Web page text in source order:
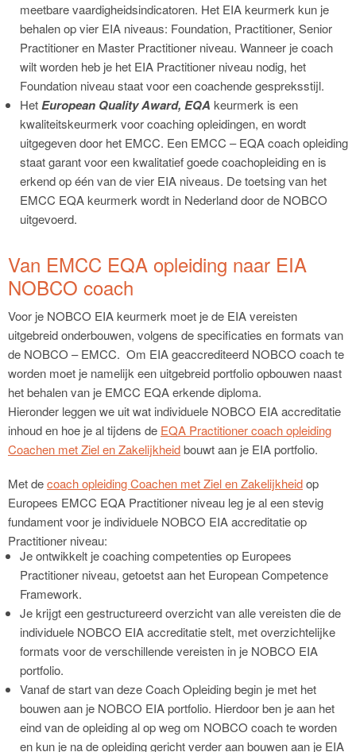
meetbare vaardigheidsindicatoren. Het EIA keurmerk kun je
behalen op vier EIA niveaus: Foundation, Practitioner, Senior
Practitioner en Master Practitioner niveau. Wanneer je coach
wilt worden heb je het EIA Practitioner niveau nodig, het
Foundation niveau staat voor een coachende gespreksstijl.
HetEuropean Quality Award, EQA keurmerk is een
kwaliteitskeurmerk voor coaching opleidingen, en wordt
uitgegeven door het EMCC. Een EMCC – EQA coach opleiding
staat garant voor een kwalitatief goede coachopleiding en is
erkend op één van de vier EIA niveaus. De toetsing van het
EMCC EQA keurmerk wordt in Nederland door de NOBCO
uitgevoerd.
Van EMCC EQA opleiding naar EIA
NOBCO coach
Voor je NOBCO EIA keurmerk moet je de EIA vereisten
uitgebreid onderbouwen, volgens de specificaties en formats van
de NOBCO – EMCC. Om EIA geaccrediteerd NOBCO coach te
worden moet je namelijk een uitgebreid portfolio opbouwen naast
het behalen van je EMCC EQA erkende diploma.
Hieronder leggen we uit wat individuele NOBCO EIA accreditatie
inhoud en hoe je al tijdens de EQA Practitioner coach opleiding
Coachen met Ziel en Zakelijkheidbouwt aan je EIA portfolio.
Met decoach opleiding Coachen met Ziel en Zakelijkheidop
Europees EMCC EQA Practitioner niveau leg je al een stevig
fundament voor je individuele NOBCO EIA accreditatie op
Practitioner niveau:
Je ontwikkelt je coaching competenties op Europees
Practitioner niveau, getoetst aan het European Competence
Framework.
Je krijgt een gestructureerd overzicht van alle vereisten die de
individuele NOBCO EIA accreditatie stelt, met overzichtelijke
formats voor de verschillende vereisten in je NOBCO EIA
portfolio.
Vanaf de start van deze Coach Opleiding begin je met het
bouwen aan je NOBCO EIA portfolio. Hierdoor ben je aan het
eind van de opleiding al op weg om NOBCO coach te worden
en kun je na de opleiding gericht verder aan bouwen aan je EIA